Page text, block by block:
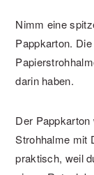
Nimm eine
Pappkarton.
darin haben.
Der
Strohhalme mit
praktisch, weil